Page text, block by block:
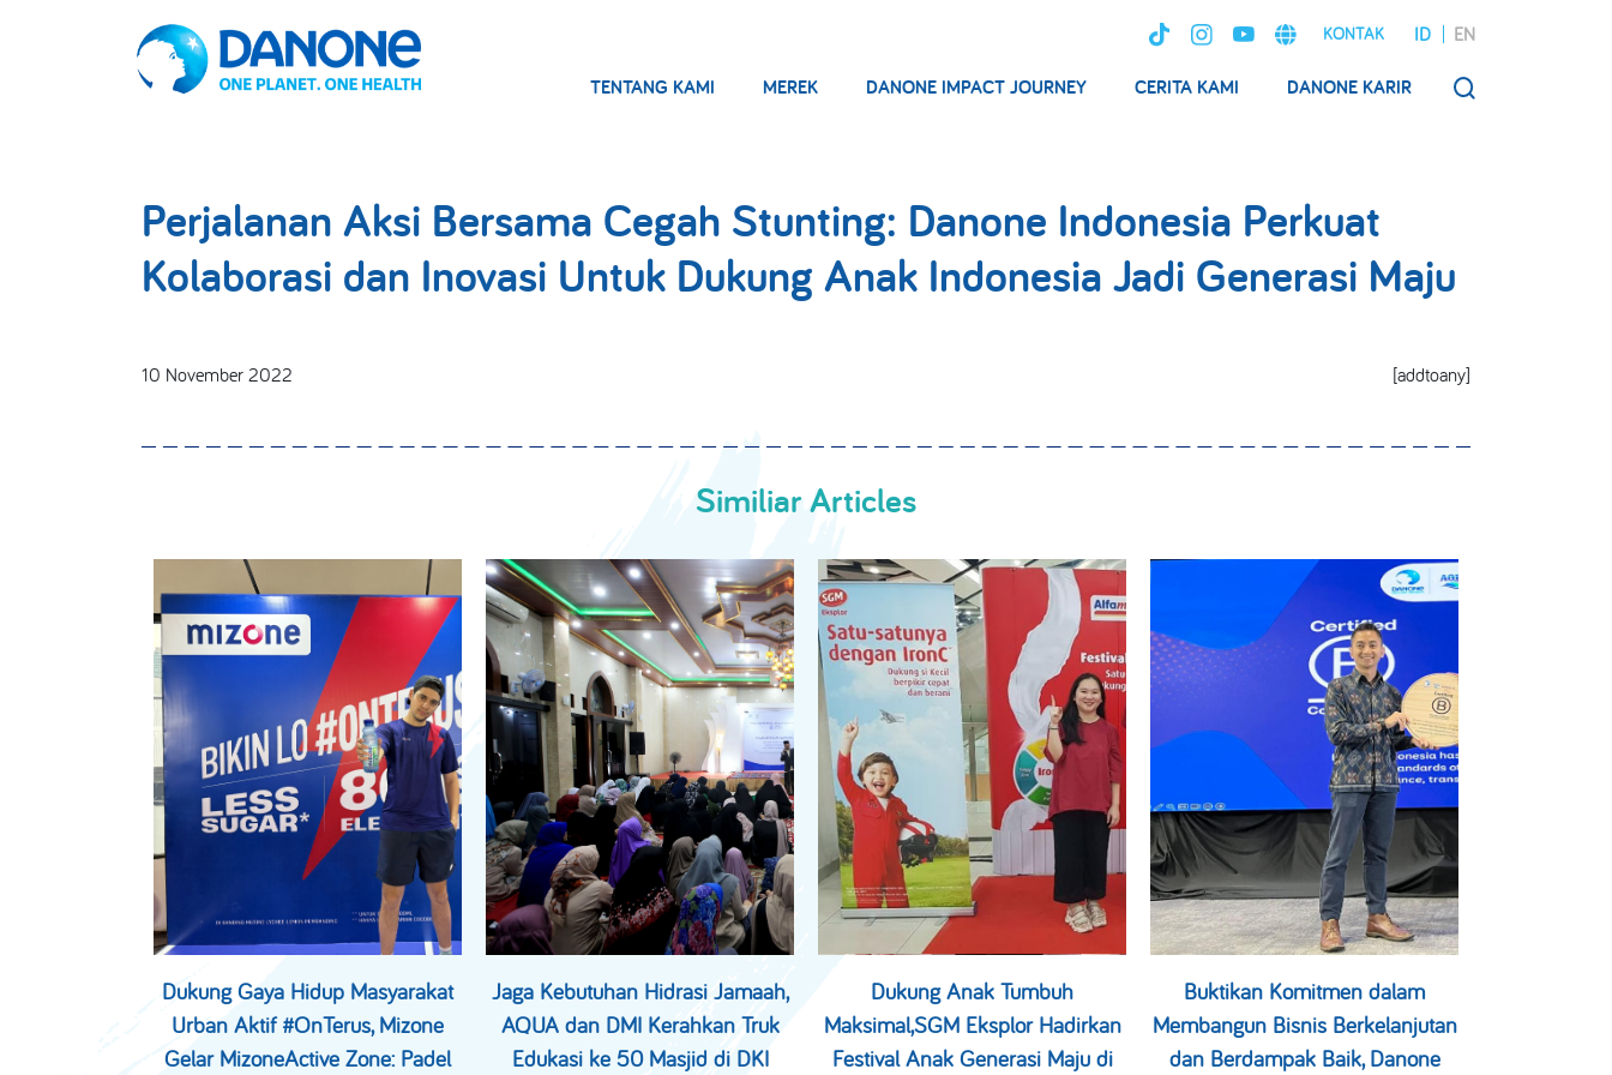
KONTAK ID EN
TENTANG KAMI MEREK DANONE IMPACT JOURNEY CERITA KAMI DANONE KARIR
Perjalanan Aksi Bersama Cegah Stunting: Danone Indonesia Perkuat
Kolaborasi dan Inovasi Untuk Dukung Anak Indonesia Jadi Generasi Maju
10 November 2022 [addtoany]
Similiar Articles
Dukung Gaya Hidup Masyarakat
Urban Aktif #OnTerus, Mizone
Gelar MizoneActive Zone: Padel
Jaga Kebutuhan Hidrasi Jamaah,
AQUA dan DMI Kerahkan Truk
Edukasi ke 50 Masjid di DKI
Dukung Anak Tumbuh
Maksimal,SGM Eksplor Hadirkan
Festival Anak Generasi Maju di
Buktikan Komitmen dalam
Membangun Bisnis Berkelanjutan
dan Berdampak Baik, Danone